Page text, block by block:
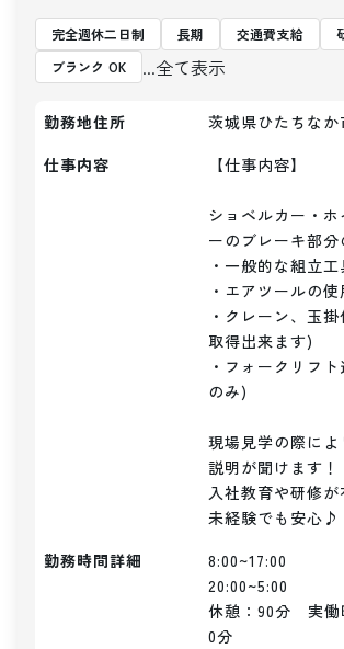
完全週休二日制 長期 交通費支給
ブランク OK
...全て表示
勤務地住所
茨城県ひたちなか
仕事内容
【仕事内容】
ショベルカー・
ーのブレーキ部分
・一般的な組立
・エアツールの使
・クレーン、玉
取得出来ます)
・フォークリフ
のみ)
現場見学の際に
説明が聞けます！
入社教育や研修
未経験でも安心♪
勤務時間詳細
8:00~17:00
20:00~5:00
休憩：90分　実
0分